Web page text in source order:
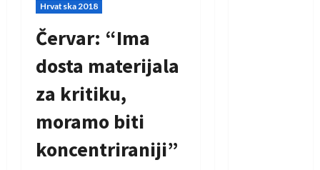
Hrvatska 2018
Červar: “Ima
dosta materijala
za kritiku,
moramo biti
koncentriraniji”